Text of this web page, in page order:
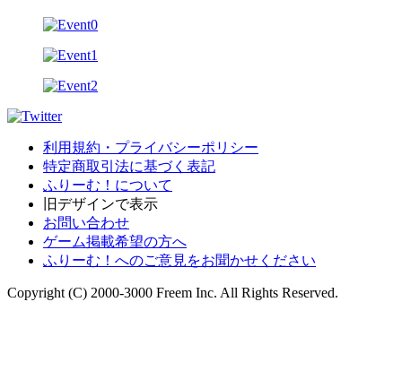
利用規約・プライバシーポリシー
特定商取引法に基づく表記
ふりーむ！について
旧デザインで表示
お問い合わせ
ゲーム掲載希望の方へ
ふりーむ！へのご意見をお聞かせください
Copyright (C) 2000-3000 Freem Inc. All Rights Reserved.